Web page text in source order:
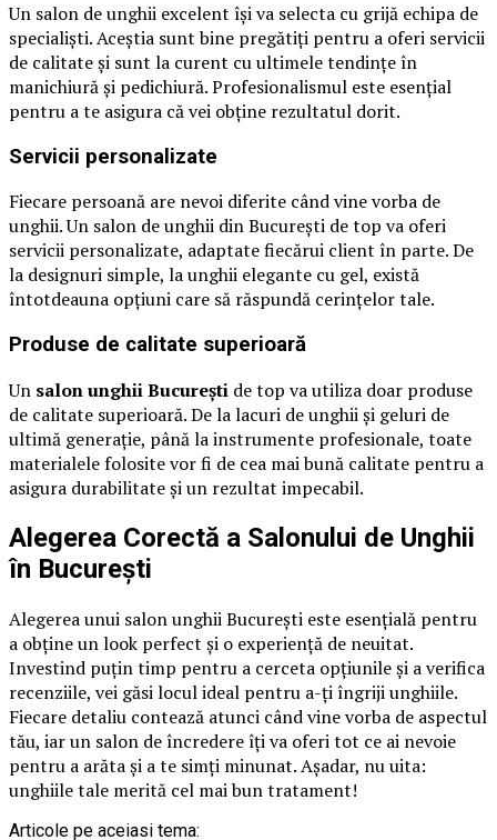
Un salon de unghii excelent își va selecta cu grijă echipa de
specialiști. Aceștia sunt bine pregătiți pentru a oferi servicii
de calitate și sunt la curent cu ultimele tendințe în
manichiură și pedichiură. Profesionalismul este esențial
pentru a te asigura că vei obține rezultatul dorit.
Servicii personalizate
Fiecare persoană are nevoi diferite când vine vorba de
unghii. Un salon de unghii din București de top va oferi
servicii personalizate, adaptate fiecărui client în parte. De
la designuri simple, la unghii elegante cu gel, există
întotdeauna opțiuni care să răspundă cerințelor tale.
Produse de calitate superioară
Un salon unghii București de top va utiliza doar produse
de calitate superioară. De la lacuri de unghii și geluri de
ultimă generație, până la instrumente profesionale, toate
materialele folosite vor fi de cea mai bună calitate pentru a
asigura durabilitate și un rezultat impecabil.
Alegerea Corectă a Salonului de Unghii
în București
Alegerea unui salon unghii București este esențială pentru
a obține un look perfect și o experiență de neuitat.
Investind puțin timp pentru a cerceta opțiunile și a verifica
recenziile, vei găsi locul ideal pentru a-ți îngriji unghiile.
Fiecare detaliu contează atunci când vine vorba de aspectul
tău, iar un salon de încredere îți va oferi tot ce ai nevoie
pentru a arăta și a te simți minunat. Așadar, nu uita:
unghiile tale merită cel mai bun tratament!
Articole pe aceiasi tema: